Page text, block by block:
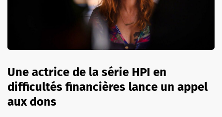
Une actrice de la série HPI en
difficultés financières lance un appel
aux dons